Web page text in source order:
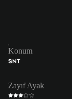
Konum
SNT
Zayıf Ayak